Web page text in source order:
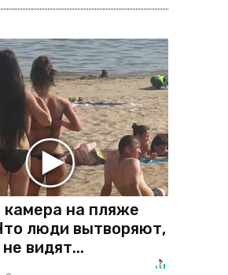
на пляже
люди вытворяют,
видят...